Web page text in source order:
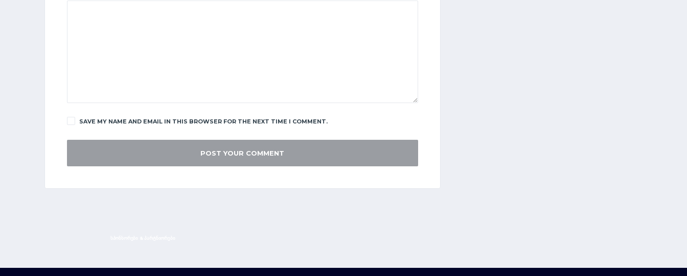
SAVE MY NAME AND EMAIL IN THIS BROWSER FOR THE NEXT TIME I COMMENT.